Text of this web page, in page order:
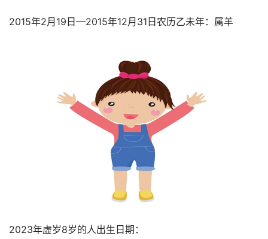
2015年2月19日—2015年12月31日农历乙未年：属羊
2023年虚岁8岁的人出生日期：